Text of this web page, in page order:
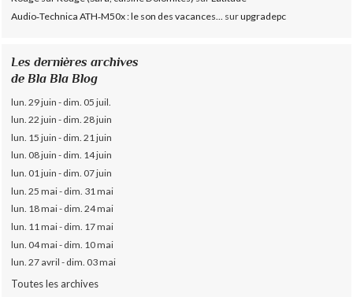
Audio‑Technica ATH‑M50x : le son des vacances...
surupgradepc
Les dernières archives
de Bla Bla Blog
lun. 29 juin - dim. 05 juil.
lun. 22 juin - dim. 28 juin
lun. 15 juin - dim. 21 juin
lun. 08 juin - dim. 14 juin
lun. 01 juin - dim. 07 juin
lun. 25 mai - dim. 31 mai
lun. 18 mai - dim. 24 mai
lun. 11 mai - dim. 17 mai
lun. 04 mai - dim. 10 mai
lun. 27 avril - dim. 03 mai
Toutes les archives